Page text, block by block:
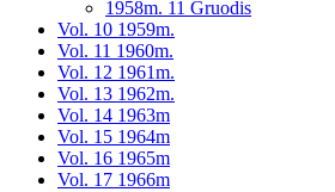
1958m. 11 Gruodis
Vol. 10 1959m.
Vol. 11 1960m.
Vol. 12 1961m.
Vol. 13 1962m.
Vol. 14 1963m
Vol. 15 1964m
Vol. 16 1965m
Vol. 17 1966m